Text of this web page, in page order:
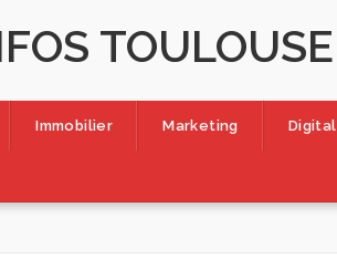
TOULOUSE
Immobilier Marketing Digital